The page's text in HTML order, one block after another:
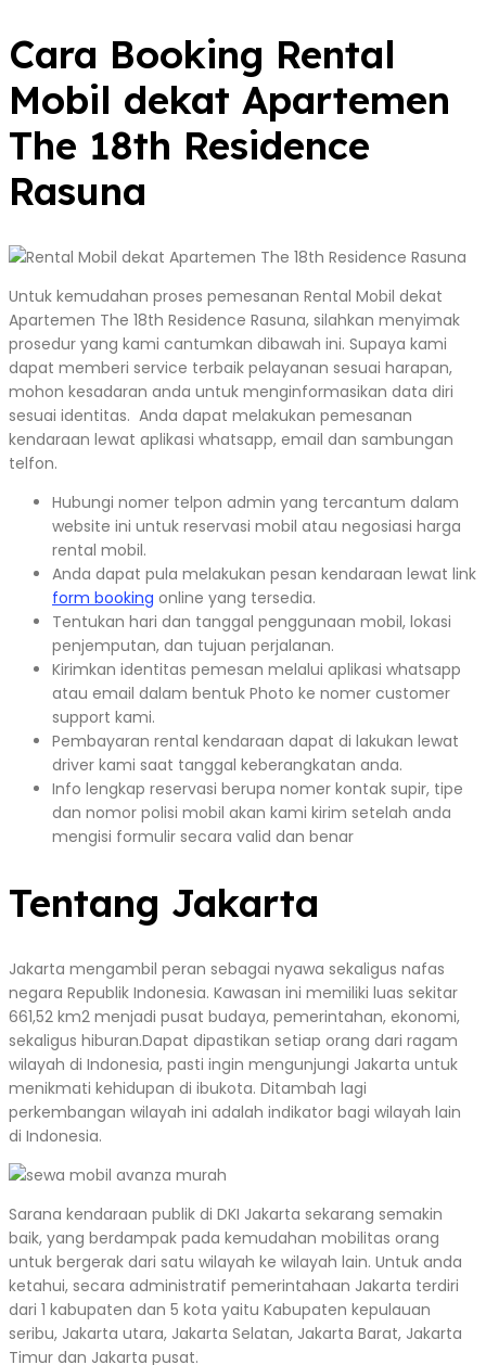
Cara Booking Rental
Mobil dekat Apartemen
The 18th Residence
Rasuna
Untuk kemudahan proses pemesanan Rental Mobil dekat
Apartemen The 18th Residence Rasuna, silahkan menyimak
prosedur yang kami cantumkan dibawah ini. Supaya kami
dapat memberi service terbaik pelayanan sesuai harapan,
mohon kesadaran anda untuk menginformasikan data diri
sesuai identitas. Anda dapat melakukan pemesanan
kendaraan lewat aplikasi whatsapp, email dan sambungan
telfon.
Hubungi nomer telpon admin yang tercantum dalam
website ini untuk reservasi mobil atau negosiasi harga
rental mobil.
Anda dapat pula melakukan pesan kendaraan lewat link
form booking online yang tersedia.
Tentukan hari dan tanggal penggunaan mobil, lokasi
penjemputan, dan tujuan perjalanan.
Kirimkan identitas pemesan melalui aplikasi whatsapp
atau email dalam bentuk Photo ke nomer customer
support kami.
Pembayaran rental kendaraan dapat di lakukan lewat
driver kami saat tanggal keberangkatan anda.
Info lengkap reservasi berupa nomer kontak supir, tipe
dan nomor polisi mobil akan kami kirim setelah anda
mengisi formulir secara valid dan benar
Tentang Jakarta
Jakarta mengambil peran sebagai nyawa sekaligus nafas
negara Republik Indonesia. Kawasan ini memiliki luas sekitar
661,52 km2 menjadi pusat budaya, pemerintahan, ekonomi,
sekaligus hiburan.Dapat dipastikan setiap orang dari ragam
wilayah di Indonesia, pasti ingin mengunjungi Jakarta untuk
menikmati kehidupan di ibukota. Ditambah lagi
perkembangan wilayah ini adalah indikator bagi wilayah lain
di Indonesia.
Sarana kendaraan publik di DKI Jakarta sekarang semakin
baik, yang berdampak pada kemudahan mobilitas orang
untuk bergerak dari satu wilayah ke wilayah lain. Untuk anda
ketahui, secara administratif pemerintahaan Jakarta terdiri
dari 1 kabupaten dan 5 kota yaitu Kabupaten kepulauan
seribu, Jakarta utara, Jakarta Selatan, Jakarta Barat, Jakarta
Timur dan Jakarta pusat.